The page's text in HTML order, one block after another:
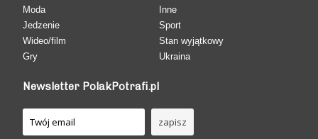
Moda
Jedzenie
Wideo/film
Gry
Inne
Sport
Stan wyjątkowy
Ukraina
Newsletter PolakPotrafi.pl